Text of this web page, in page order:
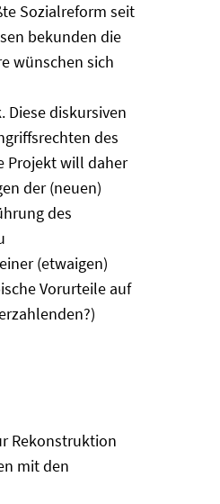
Sozialreform seit
bekunden die
wünschen sich
diskursiven
des
Projekt will daher
der (neuen)
des
(etwaigen)
Vorurteile auf
Rekonstruktion
mit den